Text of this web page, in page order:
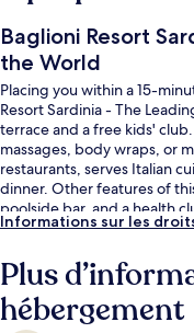
Baglioni Resort
the World
Placing you within a 15-
Resort Sardinia - The
terrace and a free kids'
massages, body wraps, or
restaurants, serves Italian
dinner. Other features of
poolside bar, and a health
Informations sur les
Plus
hébergement